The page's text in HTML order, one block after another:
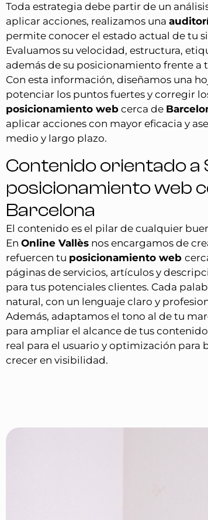
Toda estrategia debe partir de un
aplicar acciones, realizamos una
permite conocer el estado actual de tu
Evaluamos su velocidad, estructura,
además de su posicionamiento frente
Con esta información, diseñamos una
potenciar los puntos fuertes y corregir
posicionamiento web cerca de
aplicar acciones con mayor eficacia y
medio y largo plazo.
Contenido orientado a
posicionamiento web
Barcelona
El contenido es el pilar de cualquier
En Online Vallès nos encargamos de
refuercen tu posicionamiento web
páginas de servicios, artículos y
para tus potenciales clientes. Cada
natural, con un lenguaje claro y
Además, adaptamos el tono al de tu
para ampliar el alcance de tus
real para el usuario y optimización para
crecer en visibilidad.